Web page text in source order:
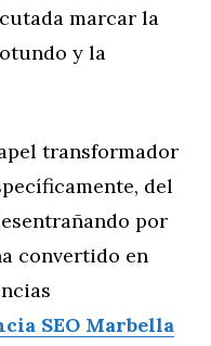
marcar la
y la
transformador
del
por
convertido en
SEO Marbella